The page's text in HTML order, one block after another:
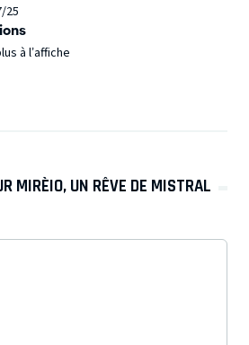
25
à l’affiche
MIRÈIO, UN RÊVE DE MISTRAL